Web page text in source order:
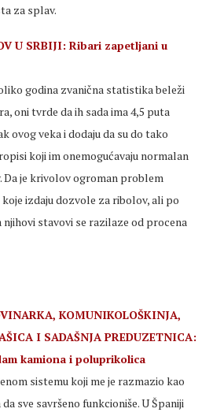
za splav.
U SRBIJI: Ribari zapetljani u
godina zvanična statistika beleži
oni tvrde da ih sada ima 4,5 puta
ovog veka i dodaju da su do tako
koji im onemogućavaju normalan
Da je krivolov ogroman problem
izdaju dozvole za ribolov, ali po
stavovi se razilaze od procena
KOMUNIKOLOŠKINJA,
I SADAŠNJA PREDUZETNICA:
kamiona i poluprikolica
sistemu koji me je razmazio kao
sve savršeno funkcioniše. U Španiji